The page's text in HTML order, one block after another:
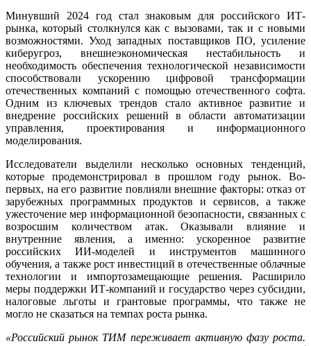
Минувший 2024 год стал знаковым для российского ИТ-
рынка, который столкнулся как с вызовами, так и с новыми
возможностями. Уход западных поставщиков ПО, усиление
киберугроз, внешнеэкономическая нестабильность и
необходимость обеспечения технологической независимости
способствовали ускорению цифровой трансформации
отечественных компаний с помощью отечественного софта.
Одним из ключевых трендов стало активное развитие и
внедрение российских решений в области автоматизации
управления, проектирования и информационного
моделирования.
Исследователи выделили несколько основных тенденций,
которые продемонстрировал в прошлом году рынок. Во-
первых, на его развитие повлияли внешние факторы: отказ от
зарубежных программных продуктов и сервисов, а также
ужесточение мер информационной безопасности, связанных с
возросшим количеством атак. Оказывали влияние и
внутренние явления, а именно: ускоренное развитие
российских ИИ-моделей и инструментов машинного
обучения, а также рост инвестиций в отечественные облачные
технологии и импортозамещающие решения. Расширило
меры поддержки ИТ-компаний и государство через субсидии,
налоговые льготы и грантовые программы, что также не
могло не сказаться на темпах роста рынка.
«Российский рынок ТИМ переживает активную фазу роста.